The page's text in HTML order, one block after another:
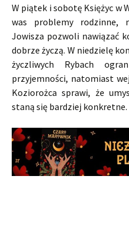
W piątek i sobotę Księżyc w
was problemy rodzinne,
Jowisza pozwoli nawiązać
dobrze życzą. W niedzielę
życzliwych Rybach
przyjemności, natomiast
Koziorożca sprawi, że
staną się bardziej konkretne.